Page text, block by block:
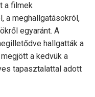
a filmek
a meghallgatásokról,
egyaránt. A
hallgatták a
a kedvük a
tapasztalattal adott